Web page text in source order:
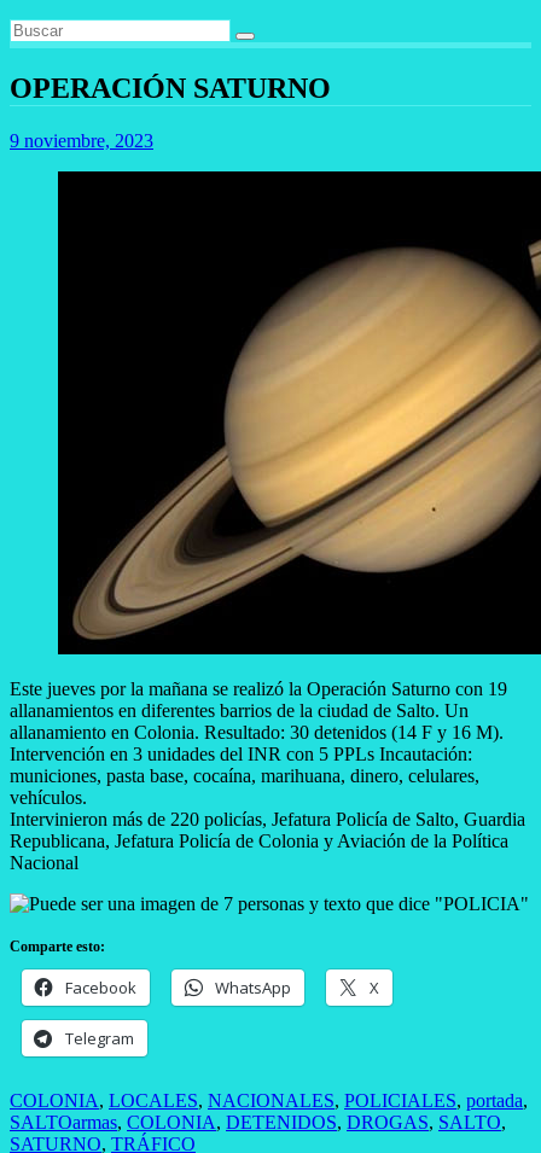
OPERACIÓN SATURNO
9 noviembre, 2023
Este jueves por la mañana se realizó la Operación Saturno con 19
allanamientos en diferentes barrios de la ciudad de Salto. Un
allanamiento en Colonia. Resultado: 30 detenidos (14 F y 16 M).
Intervención en 3 unidades del INR con 5 PPLs Incautación:
municiones, pasta base, cocaína, marihuana, dinero, celulares,
vehículos.
Intervinieron más de 220 policías, Jefatura Policía de Salto, Guardia
Republicana, Jefatura Policía de Colonia y Aviación de la Política
Nacional
Comparte esto:
Facebook WhatsApp X
Telegram
COLONIA, LOCALES, NACIONALES, POLICIALES, portada,
SALTOarmas, COLONIA, DETENIDOS, DROGAS, SALTO,
SATURNO, TRÁFICO